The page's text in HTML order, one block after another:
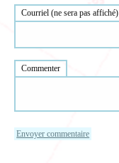
Courriel (ne sera pas affiché)
Commenter